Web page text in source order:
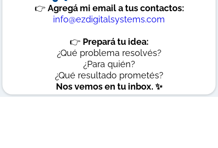
👉 Agregá mi email a tus contactos:
info@ezdigitalsystems.com
👉 Prepará tu idea:
¿Qué problema resolvés?
¿Para quién?
¿Qué resultado prometés?
Nos vemos en tu inbox. ✨